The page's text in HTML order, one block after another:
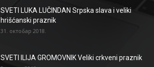
SVETI LUKA LUČINDAN Srpska slava i veliki
hrišćanski praznik
31. октобар 2018.
SVETI ILIJA GROMOVNIK Veliki crkveni praznik